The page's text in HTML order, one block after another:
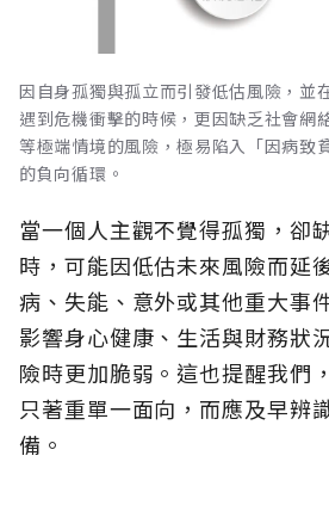
因自身孤獨與孤立而引發低估風險，並
遇到危機衝擊的時候，更因缺乏社會網
等極端情境的風險，極易陷入「因病致
的負向循環。
當一個人主觀不覺得孤獨，卻
時，可能因低估未來風險而延
病、失能、意外或其他重大事
影響身心健康、生活與財務狀
險時更加脆弱。這也提醒我們
只著重單一面向，而應及早辨
備。